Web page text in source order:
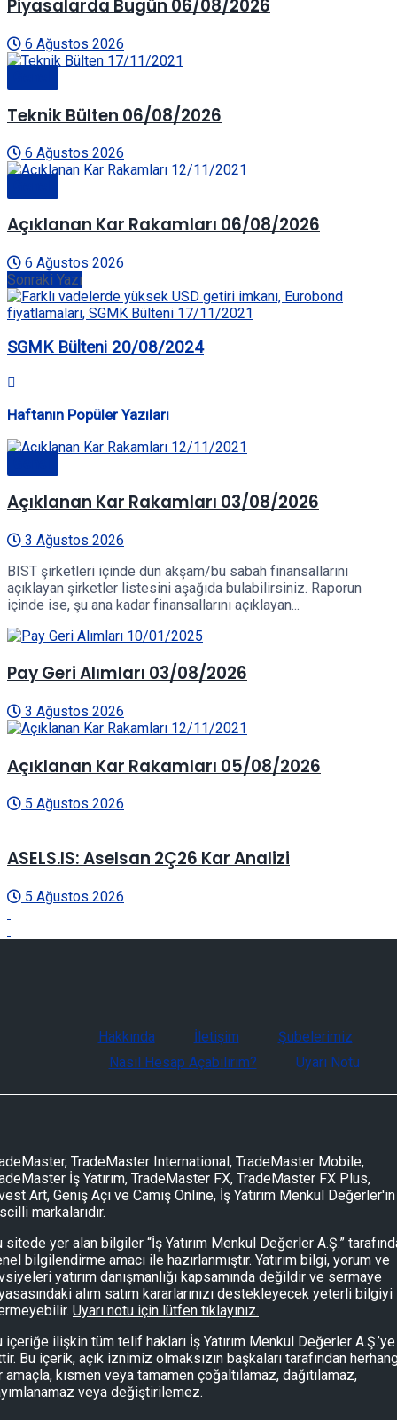
Piyasalarda Bugün 06/08/2026
6 Ağustos 2026
Teknik Bülten 06/08/2026
6 Ağustos 2026
Açıklanan Kar Rakamları 06/08/2026
6 Ağustos 2026
Sonraki Yazı
SGMK Bülteni 20/08/2024
Haftanın Popüler Yazıları
Açıklanan Kar Rakamları 03/08/2026
3 Ağustos 2026
BIST şirketleri içinde dün akşam/bu sabah finansallarını
açıklayan şirketler listesini aşağıda bulabilirsiniz. Raporun
içinde ise, şu ana kadar finansallarını açıklayan...
Pay Geri Alımları 03/08/2026
3 Ağustos 2026
Açıklanan Kar Rakamları 05/08/2026
5 Ağustos 2026
ASELS.IS: Aselsan 2Ç26 Kar Analizi
5 Ağustos 2026
Hakkında İletişim
Şubelerimiz
Nasıl Hesap Açabilirim?
Uyarı Notu
TradeMaster International, TradeMaster Mobile,
İş Yatırım, TradeMaster FX, TradeMaster FX Plus,
Art, Geniş Açı ve Camiş Online, İş Yatırım Menkul Değerler'in
markalarıdır.
sitede yer alan bilgiler “İş Yatırım Menkul Değerler A.Ş.”
bilgilendirme amacı ile hazırlanmıştır. Yatırım bilgi, yorum ve
yatırım danışmanlığı kapsamında değildir ve sermaye
alım satım kararlarınızı destekleyecek yeterli bilgiyi
Uyarı notu için lütfen tıklayınız.
içeriğe ilişkin tüm telif hakları İş Yatırım Menkul Değerler A.Ş.’ye
Bu içerik, açık iznimiz olmaksızın başkaları tarafından
amaçla, kısmen veya tamamen çoğaltılamaz, dağıtılamaz,
veya değiştirilemez.